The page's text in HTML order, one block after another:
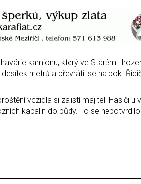
kamionu, který ve Starém
metrů a převrátil se na bok.
vozidla si zajistí majitel. Hasiči u
kapalin do půdy. To se